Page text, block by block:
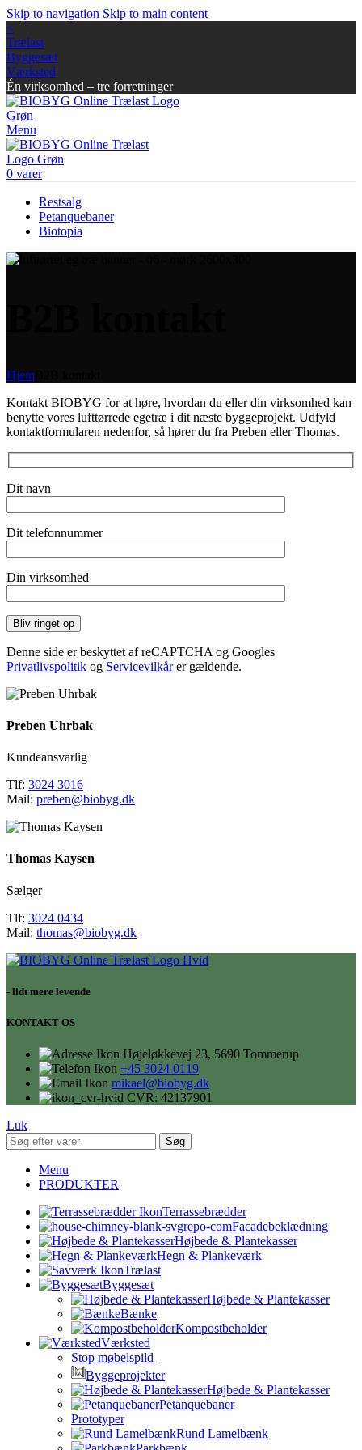
Skip to navigation Skip to main content
<
Trælast
Byggesæt
Værksted
Én virksomhed – tre forretninger
Menu
0 varer
Restsalg
Petanquebaner
Biotopia
Hjem
Kontakt BIOBYG for at høre, hvordan du eller din virksomhed kan
benytte vores lufttørrede egetræ i dit næste byggeprojekt. Udfyld
kontaktformularen nedenfor, så hører du fra Preben eller Thomas.
Dit navn
Dit telefonnummer
Din virksomhed
Denne side er beskyttet af reCAPTCHA og Googles
Privatlivspolitik og Servicevilkårer gældende.
Preben Uhrbak
Kundeansvarlig
Tlf: 3024 3016
Mail: preben@biobyg.dk
Thomas Kaysen
Sælger
Tlf: 3024 0434
Mail: thomas@biobyg.dk
- lidt mere levende
KONTAKT OS
Højeløkkevej 23, 5690 Tommerup
+45 3024 0119
mikael@biobyg.dk
CVR: 42137901
Luk
Søg
Menu
PRODUKTER
Terrassebrædder
Facadebeklædning
Højbede & Plantekasser
Hegn & Plankeværk
Trælast
Byggesæt
Højbede & Plantekasser
Bænke
Kompostbeholder
Værksted
Stop møbelspild
Byggeprojekter
Højbede & Plantekasser
Petanquebaner
Prototyper
Rund Lamelbænk